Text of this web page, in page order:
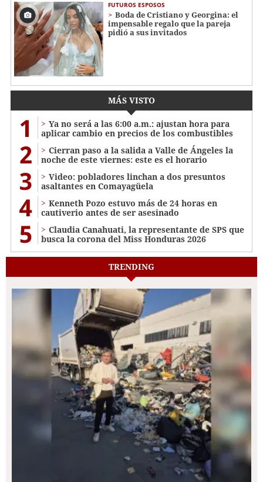
FUTUROS ESPOSOS
Boda de Cristiano y Georgina: el
impensable regalo que la pareja
pidió a sus invitados
MÁS VISTO
1
Ya no será a las 6:00 a.m.: ajustan hora para
aplicar cambio en precios de los combustibles
2
Cierran paso a la salida a Valle de Ángeles la
noche de este viernes: este es el horario
3
Video: pobladores linchan a dos presuntos
asaltantes en Comayagüela
4
Kenneth Pozo estuvo más de 24 horas en
cautiverio antes de ser asesinado
5
Claudia Canahuati, la representante de SPS que
busca la corona del Miss Honduras 2026
TRENDING